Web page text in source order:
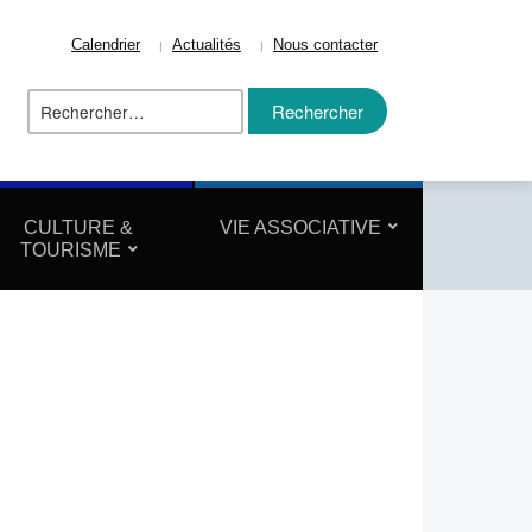
Calendrier Actualités Nous contacter
Rechercher :
CULTURE &
TOURISME
VIE ASSOCIATIVE